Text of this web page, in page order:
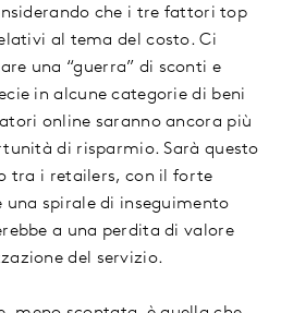
che i tre fattori top
al tema del costo. Ci
una “guerra” di sconti e
in alcune categorie di beni
online saranno ancora più
di risparmio. Sarà questo
tra i retailers, con il forte
una spirale di inseguimento
a una perdita di valore
del servizio.